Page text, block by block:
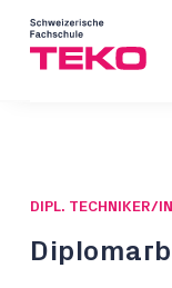
DIPL. TECHNIKER/